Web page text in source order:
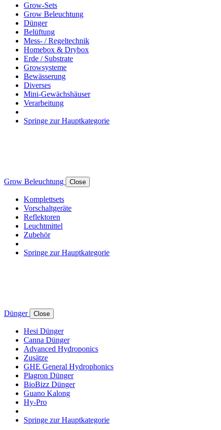
Grow-Sets
Grow Beleuchtung
Dünger
Belüftung
Mess- / Regeltechnik
Homebox & Drybox
Erde / Substrate
Growsysteme
Bewässerung
Diverses
Mini-Gewächshäuser
Verarbeitung
Springe zur Hauptkategorie
Grow Beleuchtung Close
Komplettsets
Vorschaltgeräte
Reflektoren
Leuchtmittel
Zubehör
Springe zur Hauptkategorie
Dünger Close
Hesi Dünger
Canna Dünger
Advanced Hydroponics
Zusätze
GHE General Hydrophonics
Plagron Dünger
BioBizz Dünger
Guano Kalong
Hy-Pro
Springe zur Hauptkategorie